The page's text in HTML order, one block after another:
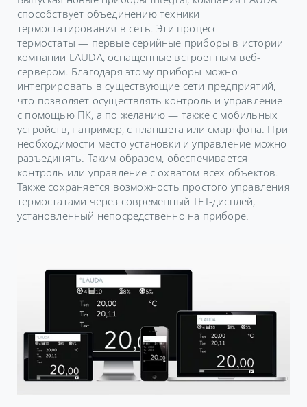
способствует объединению техники
термостатирования в сеть. Эти процесс-
термостаты — первые серийные приборы в истории
компании LAUDA, оснащенные встроенным веб-
сервером. Благодаря этому приборы можно
интегрировать в существующие сети предприятий,
что позволяет осуществлять контроль и управление
с помощью ПК, а по желанию — также с мобильных
устройств, например, с планшета или смартфона. При
необходимости место установки и управление можно
разъединять. Таким образом, обеспечивается
контроль или управление с охватом всех объектов.
Также сохраняется возможность простого управления
термостатами через современный TFT-дисплей,
установленный непосредственно на приборе.